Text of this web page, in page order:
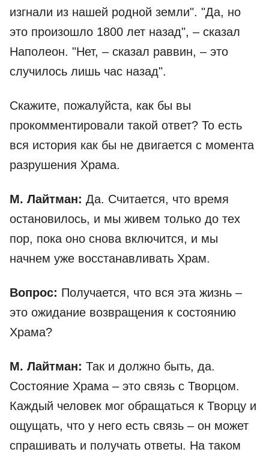
изгнали из нашей родной земли". "Да, но
это произошло 1800 лет назад", – сказал
Наполеон. "Нет, – сказал раввин, – это
случилось лишь час назад".
Скажите, пожалуйста, как бы вы
прокомментировали такой ответ? То есть
вся история как бы не двигается с момента
разрушения Храма.
М. Лайтман: Да. Считается, что время
остановилось, и мы живем только до тех
пор, пока оно снова включится, и мы
начнем уже восстанавливать Храм.
Вопрос: Получается, что вся эта жизнь –
это ожидание возвращения к состоянию
Храма?
М. Лайтман: Так и должно быть, да.
Состояние Храма – это связь с Творцом.
Каждый человек мог обращаться к Творцу и
ощущать, что у него есть связь – он может
спрашивать и получать ответы. На таком